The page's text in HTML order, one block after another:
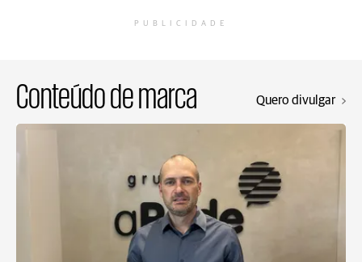
PUBLICIDADE
Conteúdo de marca Quero divulgar